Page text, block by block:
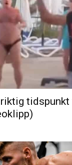
tidspunkt